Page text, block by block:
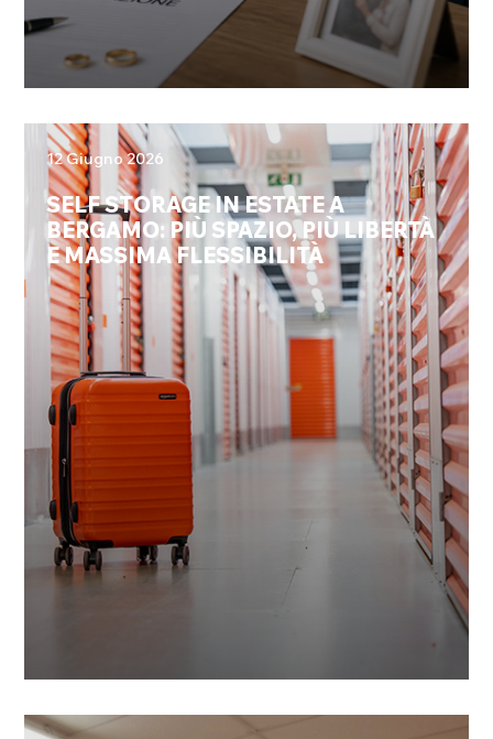
12 Giugno 2026
SELF STORAGE IN ESTATE A
BERGAMO: PIÙ SPAZIO, PIÙ LIBERTÀ
E MASSIMA FLESSIBILITÀ